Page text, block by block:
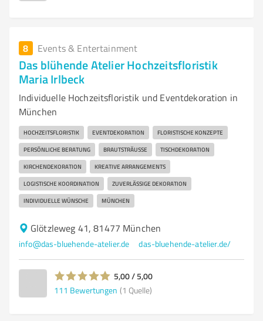
8 Events & Entertainment
Das blühende Atelier Hochzeitsfloristik
Maria Irlbeck
Individuelle Hochzeitsfloristik und Eventdekoration in
München
HOCHZEITSFLORISTIK EVENTDEKORATION FLORISTISCHE KONZEPTE
PERSÖNLICHE BERATUNG BRAUTSTRÄUSSE TISCHDEKORATION
KIRCHENDEKORATION KREATIVE ARRANGEMENTS
LOGISTISCHE KOORDINATION ZUVERLÄSSIGE DEKORATION
INDIVIDUELLE WÜNSCHE MÜNCHEN
Glötzleweg 41, 81477 München
info@das-bluehende-atelier.de das-bluehende-atelier.de/
5,00 / 5,00
111 Bewertungen (1 Quelle)